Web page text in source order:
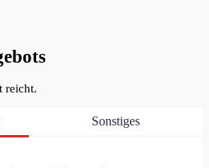
reicht.
Sonstiges